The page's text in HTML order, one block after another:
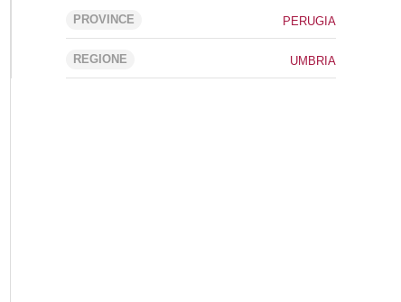
PROVINCE PERUGIA
REGIONE UMBRIA